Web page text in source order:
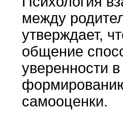
между
утверждает,
общение
уверенности
самооценки.